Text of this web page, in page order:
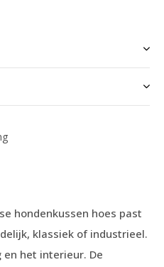
hondenkussen hoes past
klassiek of industrieel.
het interieur. De